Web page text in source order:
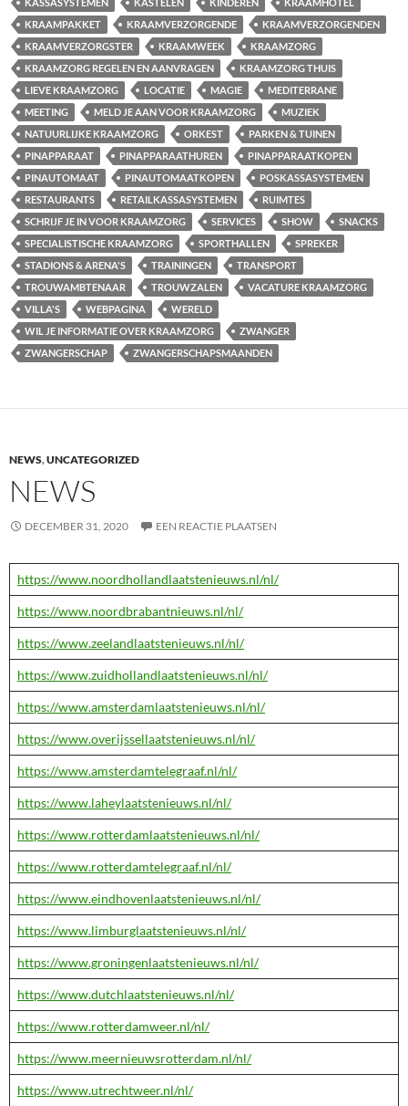
KRAAMPAKKET
KRAAMVERZORGENDE
KRAAMVERZORGENDEN
KRAAMVERZORGSTER
KRAAMWEEK
KRAAMZORG
KRAAMZORG REGELEN EN AANVRAGEN
KRAAMZORG THUIS
LIEVE KRAAMZORG
LOCATIE MAGIE
MEDITERRANE
MEETING
MELD JE AAN VOOR KRAAMZORG
MUZIEK
NATUURLIJKE KRAAMZORG
ORKEST
PARKEN & TUINEN
PINAPPARAAT
PINAPPARAATHUREN
PINAPPARAATKOPEN
PINAUTOMAAT
PINAUTOMAATKOPEN
POSKASSASYSTEMEN
RESTAURANTS
RETAILKASSASYSTEMEN
RUIMTES
SCHRIJF JE IN VOOR KRAAMZORG
SERVICES SHOW
SNACKS
SPECIALISTISCHE KRAAMZORG
SPORTHALLEN
SPREKER
STADIONS & ARENA'S
TRAININGEN
TRANSPORT
TROUWAMBTENAAR
TROUWZALEN
VACATURE KRAAMZORG
VILLA'S
WEBPAGINA
WERELD
WIL JE INFORMATIE OVER KRAAMZORG
ZWANGER
ZWANGERSCHAP
ZWANGERSCHAPSMAANDEN
NEWS,UNCATEGORIZED
NEWS
DECEMBER 31, 2020 EEN REACTIE PLAATSEN
https://www.noordhollandlaatstenieuws.nl/nl/
https://www.noordbrabantnieuws.nl/nl/
https://www.zeelandlaatstenieuws.nl/nl/
https://www.zuidhollandlaatstenieuws.nl/nl/
https://www.amsterdamlaatstenieuws.nl/nl/
https://www.overijssellaatstenieuws.nl/nl/
https://www.amsterdamtelegraaf.nl/nl/
https://www.laheylaatstenieuws.nl/nl/
https://www.rotterdamlaatstenieuws.nl/nl/
https://www.rotterdamtelegraaf.nl/nl/
https://www.eindhovenlaatstenieuws.nl/nl/
https://www.limburglaatstenieuws.nl/nl/
https://www.groningenlaatstenieuws.nl/nl/
https://www.dutchlaatstenieuws.nl/nl/
https://www.rotterdamweer.nl/nl/
https://www.meernieuwsrotterdam.nl/nl/
https://www.utrechtweer.nl/nl/